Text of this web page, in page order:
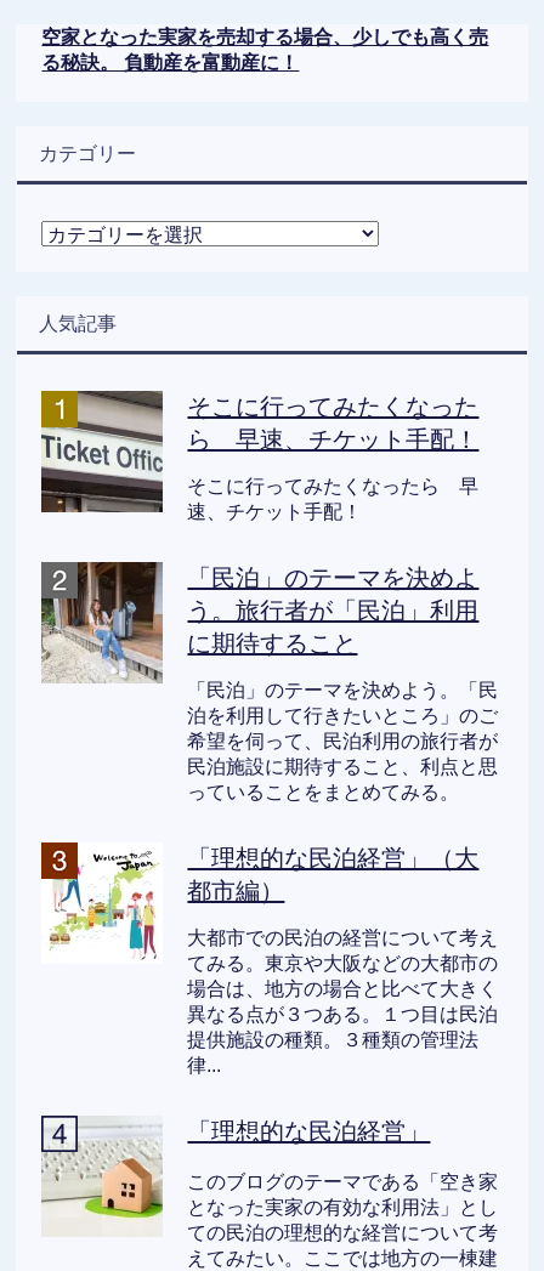
空家となった実家を売却する場合、少しでも高く売
る秘訣。 負動産を富動産に！
カテゴリー
カ
ー
人気記事
そこに行ってみたくなった
ら 早速、チケット手配！
そこに行ってみたくなったら 早
速、チケット手配！
「民泊」のテーマを決めよ
う。旅行者が「民泊」利用
に期待すること
「民泊」のテーマを決めよう。「民
泊を利用して行きたいところ」のご
希望を伺って、民泊利用の旅行者が
民泊施設に期待すること、利点と思
っていることをまとめてみる。
「理想的な民泊経営」（大
都市編）
大都市での民泊の経営について考え
てみる。東京や大阪などの大都市の
場合は、地方の場合と比べて大きく
異なる点が３つある。１つ目は民泊
提供施設の種類。３種類の管理法
律...
「理想的な民泊経営」
このブログのテーマである「空き家
となった実家の有効な利用法」とし
ての民泊の理想的な経営について考
えてみたい。ここでは地方の一棟建